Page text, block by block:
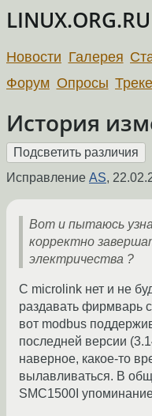
LINUX.ORG.RU
Новости Галерея
Форум Опросы
История
Исправление AS,
Вот и пытаюсь
корректно
электричества ?
С microlink нет и не
раздавать фирмварь
вот modbus
последней версии
наверное, какое-то
вылавливаться. В
SMC1500I